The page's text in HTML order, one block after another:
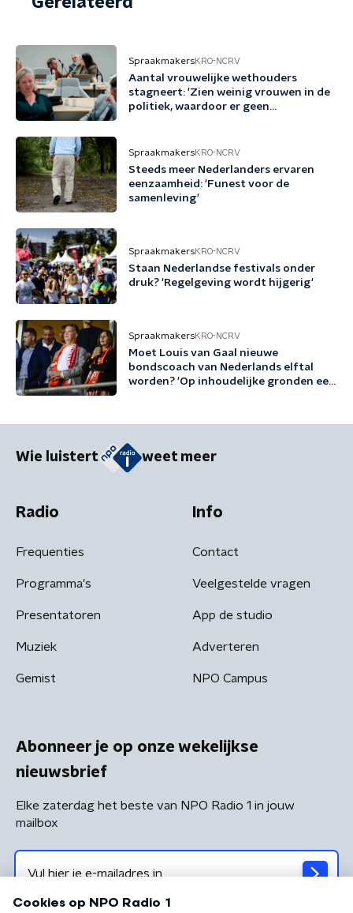
SpraakmakersKRO-NCRV
Aantal vrouwelijke wethouders
stagneert: 'Zien weinig vrouwen in de
politiek, waardoor er geen
SpraakmakersKRO-NCRV
Steeds meer Nederlanders ervaren
eenzaamheid: 'Funest voor de
samenleving'
SpraakmakersKRO-NCRV
Staan Nederlandse festivals onder
druk? 'Regelgeving wordt hijgerig'
SpraakmakersKRO-NCRV
Moet Louis van Gaal nieuwe
bondscoach van Nederlands elftal
worden? 'Op inhoudelijke gronden een
Wie luistert weet meer
Radio
Frequenties
Programma's
Presentatoren
Muziek
Gemist
Info
Contact
Veelgestelde vragen
App de studio
Adverteren
NPO Campus
Abonneer je op onze wekelijkse
nieuwsbrief
Elke zaterdag het beste van NPO Radio 1 in jouw
mailbox